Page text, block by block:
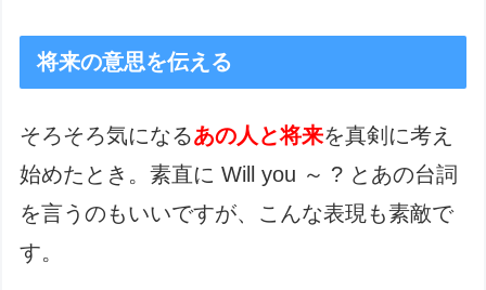
将来の意思を伝える
そろそろ気になるあの人と将来を真剣に考え
始めたとき。素直に Will you ～ ? とあの台詞
を言うのもいいですが、こんな表現も素敵で
す。